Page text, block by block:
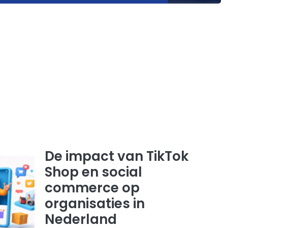
De impact van TikTok
Shop en social
commerce op
organisaties in
Nederland